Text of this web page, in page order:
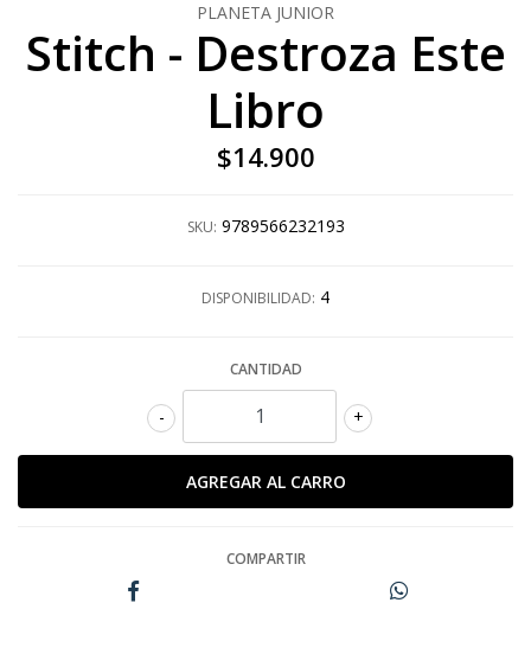
PLANETA JUNIOR
Stitch - Destroza Este
Libro
$14.900
SKU: 9789566232193
DISPONIBILIDAD: 4
CANTIDAD
+
-
COMPARTIR